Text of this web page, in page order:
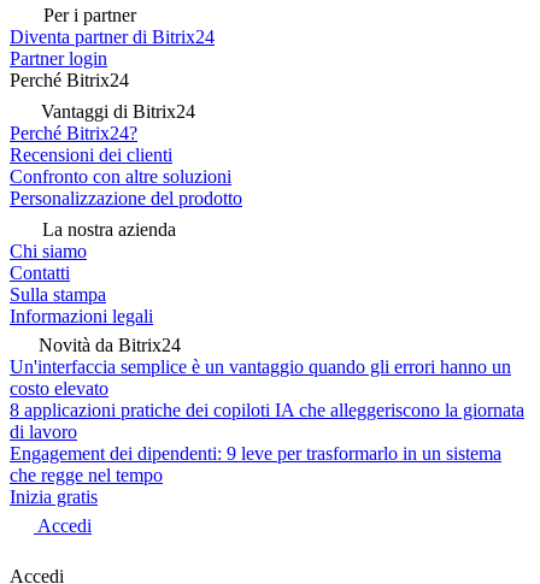
Per i partner
Diventa partner di Bitrix24
Partner login
Perché Bitrix24
Vantaggi di Bitrix24
Perché Bitrix24?
Recensioni dei clienti
Confronto con altre soluzioni
Personalizzazione del prodotto
La nostra azienda
Chi siamo
Contatti
Sulla stampa
Informazioni legali
Novità da Bitrix24
Un'interfaccia semplice è un vantaggio quando gli errori hanno un
costo elevato
8 applicazioni pratiche dei copiloti IA che alleggeriscono la giornata
di lavoro
Engagement dei dipendenti: 9 leve per trasformarlo in un sistema
che regge nel tempo
Inizia gratis
Accedi
Accedi